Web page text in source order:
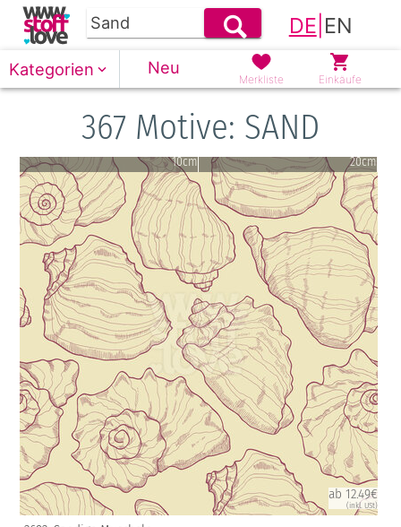
DE EN
Kategorien Neu
Merkliste Einkäufe
367 Motive: SAND
10cm 20cm
ab 12.49€
(inkl. USt)